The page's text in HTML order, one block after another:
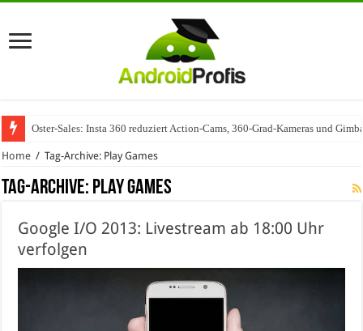
Oster-Sales: Insta 360 reduziert Action-Cams, 360-Grad-Kameras und
Home / Tag-Archive: Play Games
Tag-Archive: Play Games
Google I/O 2013: Livestream ab 18:00 Uhr
verfolgen